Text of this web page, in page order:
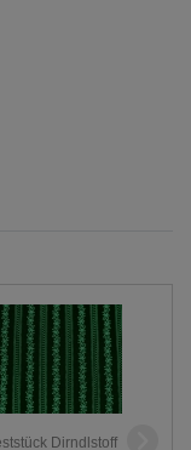
Dirndlstoff